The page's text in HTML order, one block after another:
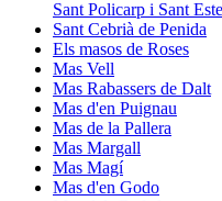
Sant Policarp i Sant
Sant Cebrià de Penida
Els masos de Roses
Mas Vell
Mas Rabassers de Dalt
Mas d'en Puignau
Mas de la Pallera
Mas Margall
Mas Magí
Mas d'en Godo